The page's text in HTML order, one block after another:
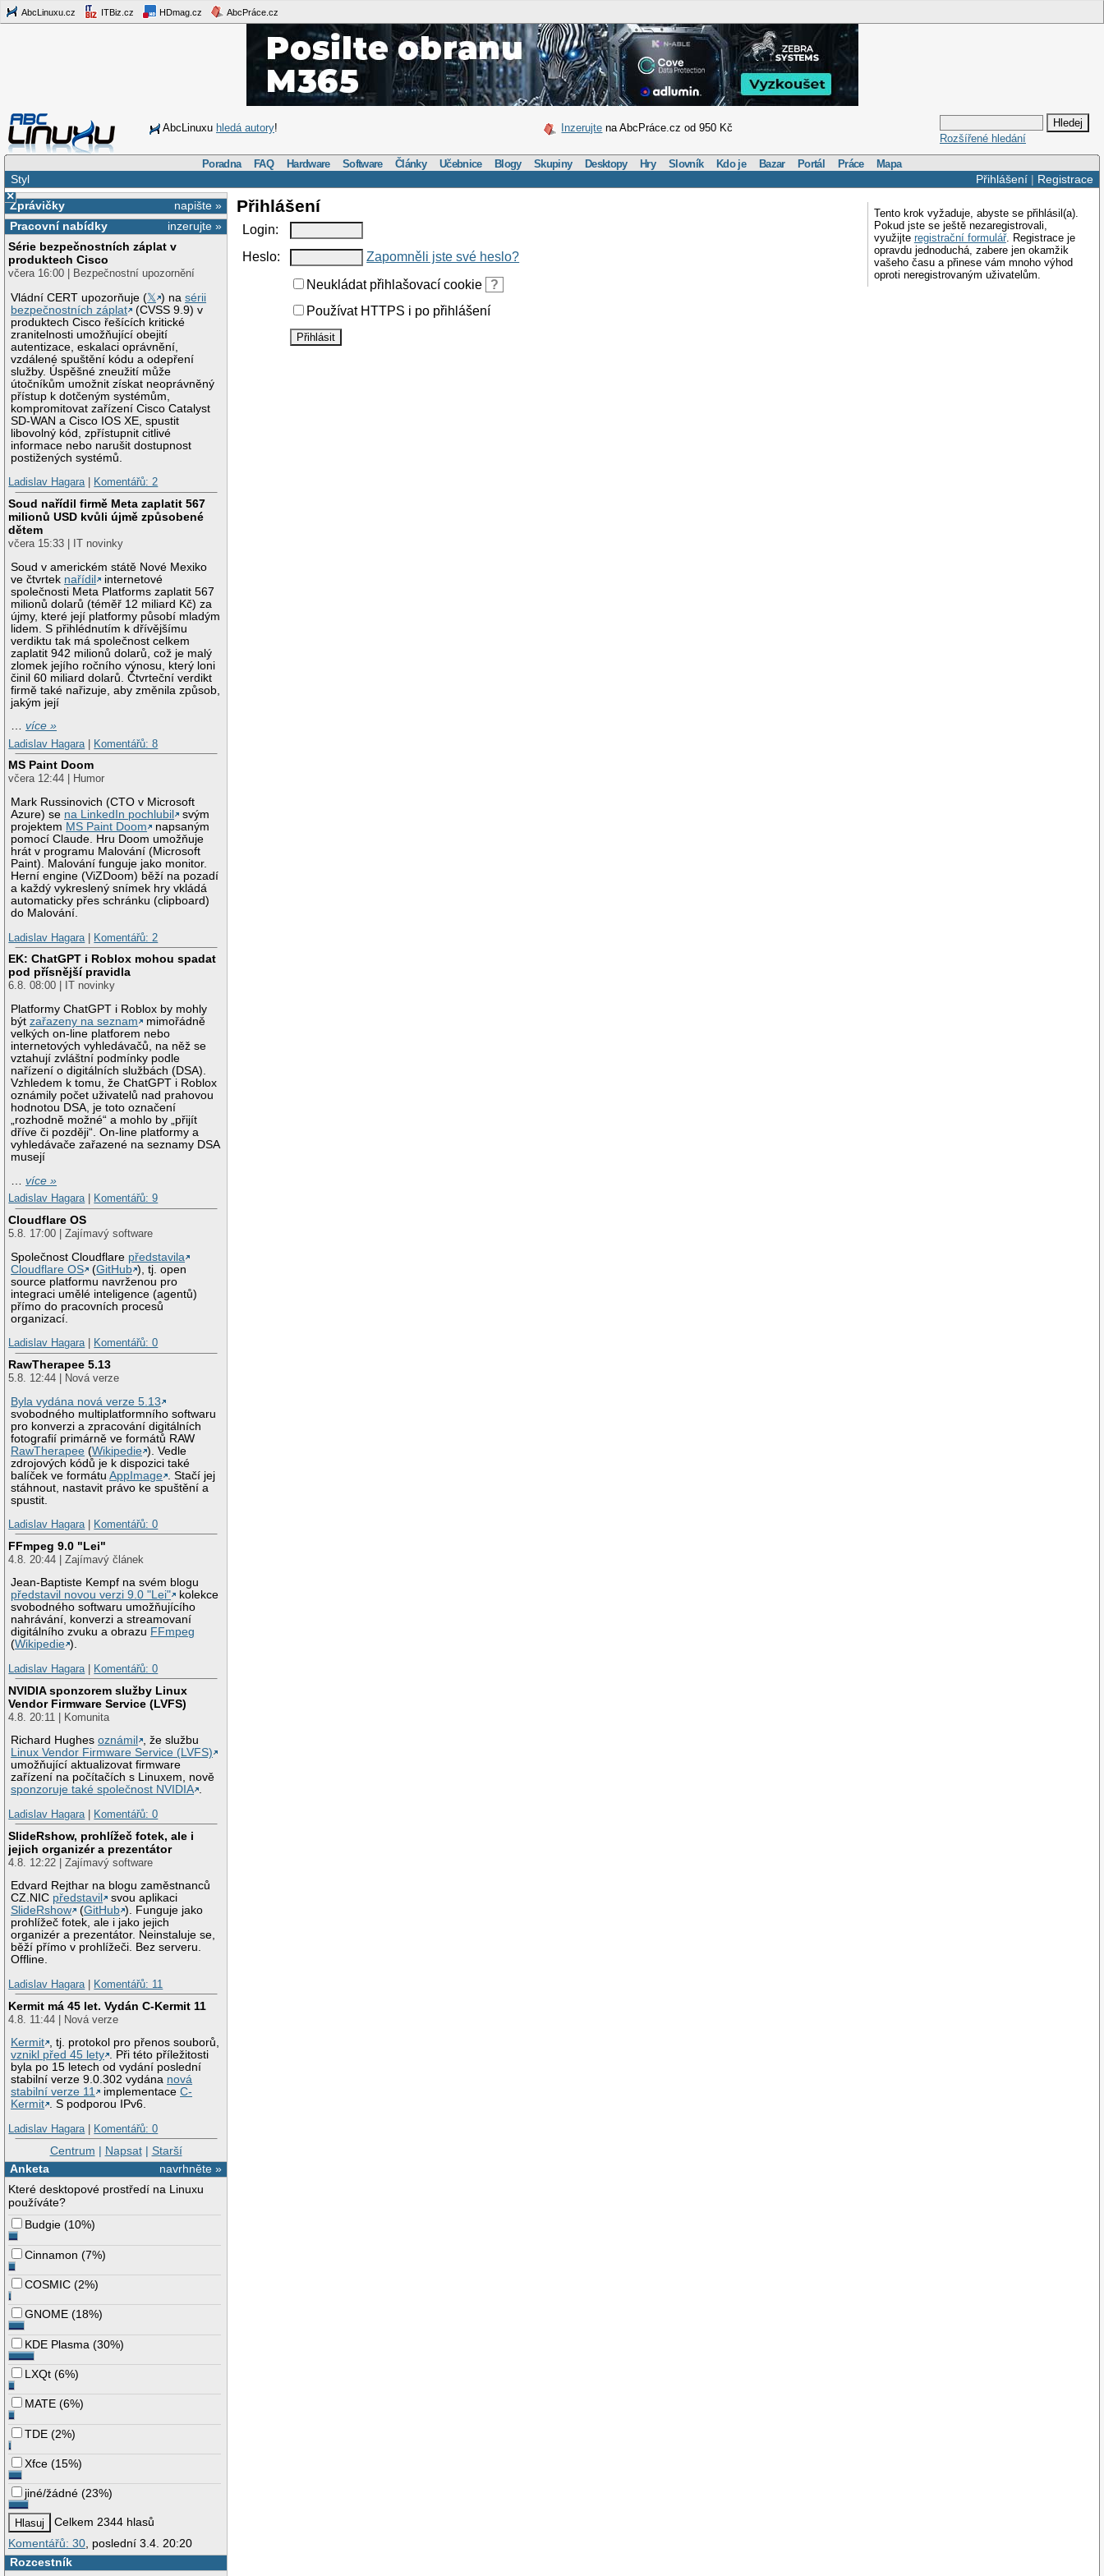
AbcLinuxu.cz ITBiz.cz HDmag.cz AbcPráce.cz
AbcLinuxu hledá autory! Inzerujte na AbcPráce.cz od 950 Kč
Rozšířené hledání
Poradna FAQ Hardware Software Články Učebnice Blogy Skupiny Desktopy Hry Slovník Kdo je Bazar Portál Práce Mapa
Přihlášení| Registrace
Styl
×
napište »
Zprávičky
inzerujte »
Pracovní nabídky
Série bezpečnostních záplat v
produktech Cisco
včera 16:00 | Bezpečnostní upozornění
Vládní CERT upozorňuje (𝕏 ) nasérii
bezpečnostních záplat
(CVSS 9.9) v
produktech Cisco řešících kritické
zranitelnosti umožňující obejití
autentizace, eskalaci oprávnění,
vzdálené spuštění kódu a odepření
služby. Úspěšné zneužití může
útočníkům umožnit získat neoprávněný
přístup k dotčeným systémům,
kompromitovat zařízení Cisco Catalyst
SD-WAN a Cisco IOS XE, spustit
libovolný kód, zpřístupnit citlivé
informace nebo narušit dostupnost
postižených systémů.
Ladislav Hagara| Komentářů: 2
Soud nařídil firmě Meta zaplatit 567
milionů USD kvůli újmě způsobené
dětem
včera 15:33 | IT novinky
Soud v americkém státě Nové Mexiko
ve čtvrtek nařídil
internetové
společnosti Meta Platforms zaplatit 567
milionů dolarů (téměř 12 miliard Kč) za
újmy, které její platformy působí mladým
lidem. S přihlédnutím k dřívějšímu
verdiktu tak má společnost celkem
zaplatit 942 milionů dolarů, což je malý
zlomek jejího ročního výnosu, který loni
činil 60 miliard dolarů. Čtvrteční verdikt
firmě také nařizuje, aby změnila způsob,
jakým její
…více »
Ladislav Hagara
Komentářů: 8
MS Paint Doom
včera 12:44 | Humor
Mark Russinovich (CTO v Microsoft
Azure) se na LinkedIn pochlubil
svým
projektem MS Paint Doom
napsaným
pomocí Claude. Hru Doom umožňuje
hrát v programu Malování (Microsoft
Paint). Malování funguje jako monitor.
Herní engine (ViZDoom) běží na pozadí
a každý vykreslený snímek hry vkládá
automaticky přes schránku (clipboard)
do Malování.
Ladislav Hagara
Komentářů: 2
EK: ChatGPT i Roblox mohou spadat
pod přísnější pravidla
6.8. 08:00 | IT novinky
Platformy ChatGPT i Roblox by mohly
býtzařazeny na seznam
mimořádně
velkých on-line platforem nebo
internetových vyhledávačů, na něž se
vztahují zvláštní podmínky podle
nařízení o digitálních službách (DSA).
Vzhledem k tomu, že ChatGPT i Roblox
oznámily počet uživatelů nad prahovou
hodnotou DSA, je toto označení
„rozhodně možné“ a mohlo by „přijít
dříve či později“. On-line platformy a
vyhledávače zařazené na seznamy DSA
musejí
…více »
Ladislav Hagara| Komentářů: 9
Cloudflare OS
5.8. 17:00 | Zajímavý software
Společnost Cloudflare představila
Cloudflare OS
(GitHub ), tj. open
source platformu navrženou pro
integraci umělé inteligence (agentů)
přímo do pracovních procesů
organizací.
Ladislav Hagara| Komentářů: 0
RawTherapee 5.13
5.8. 12:44 | Nová verze
Byla vydána nová verze 5.13
svobodného multiplatformního softwaru
pro konverzi a zpracování digitálních
fotografií primárně ve formátů RAW
RawTherapee (Wikipedie ). Vedle
zdrojových kódů je k dispozici také
balíček ve formátuAppImage
. Stačí jej
stáhnout, nastavit právo ke spuštění a
spustit.
Ladislav Hagara| Komentářů: 0
FFmpeg 9.0 "Lei"
4.8. 20:44 | Zajímavý článek
Jean-Baptiste Kempf na svém blogu
představil novou verzi 9.0 "Lei"
kolekce
svobodného softwaru umožňujícího
nahrávání, konverzi a streamovaní
digitálního zvuku a obrazu FFmpeg
(Wikipedie ).
Ladislav Hagara| Komentářů: 0
NVIDIA sponzorem služby Linux
Vendor Firmware Service (LVFS)
4.8. 20:11 | Komunita
Richard Hughesoznámil
, že službu
Linux Vendor Firmware Service (LVFS)
umožňující aktualizovat firmware
zařízení na počítačích s Linuxem, nově
sponzoruje také společnost NVIDIA .
Ladislav Hagara| Komentářů: 0
SlideRshow, prohlížeč fotek, ale i
jejich organizér a prezentátor
4.8. 12:22 | Zajímavý software
Edvard Rejthar na blogu zaměstnanců
CZ.NIC představil
svou aplikaci
SlideRshow
(GitHub ). Funguje jako
prohlížeč fotek, ale i jako jejich
organizér a prezentátor. Neinstaluje se,
běží přímo v prohlížeči. Bez serveru.
Offline.
Ladislav Hagara| Komentářů: 11
Kermit má 45 let. Vydán C-Kermit 11
4.8. 11:44 | Nová verze
Kermit , tj. protokol pro přenos souborů,
vznikl před 45 lety . Při této příležitosti
byla po 15 letech od vydání poslední
stabilní verze 9.0.302 vydána nová
stabilní verze 11
implementaceC-
Kermit . S podporou IPv6.
Ladislav Hagara| Komentářů: 0
Centrum | Napsat| Starší
navrhněte »
Anketa
Které desktopové prostředí na Linuxu
používáte?
Budgie (10%)
Cinnamon (7%)
COSMIC (2%)
GNOME (18%)
KDE Plasma (30%)
LXQt (6%)
MATE (6%)
TDE (2%)
Xfce (15%)
jiné/žádné (23%)
Celkem 2344 hlasů
Komentářů: 30 , poslední 3.4. 20:20
Rozcestník
Tento krok vyžaduje, abyste se přihlásil(a).
Pokud jste se ještě nezaregistrovali,
využijte registrační formulář. Registrace je
opravdu jednoduchá, zabere jen okamžik
vašeho času a přinese vám mnoho výhod
oproti neregistrovaným uživatelům.
Přihlášení
Login:
Heslo:
Zapomněli jste své heslo?
Neukládat přihlašovací cookie
?
Používat HTTPS i po přihlášení